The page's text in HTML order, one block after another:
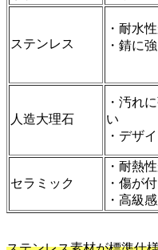
ステンレス
・耐水
・錆に
人造大理石
・汚れ
い
・デザ
セラミック
・耐熱
・傷が
・高級